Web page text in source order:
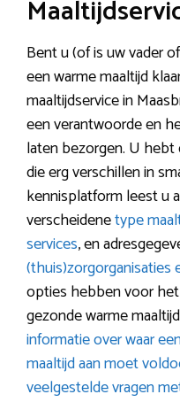
Bent u (of is uw vader
een warme maaltijd
maaltijdservice in
een verantwoorde en
laten bezorgen. U
die erg verschillen in
kennisplatform leest u
verscheidenetype
services, en
opties hebben voor
gezonde warme
informatie over waar
maaltijd aan moet
veelgestelde vragen